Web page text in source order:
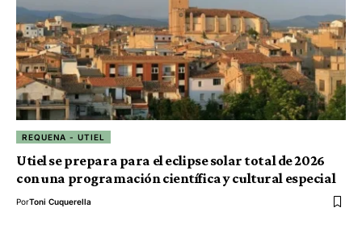
REQUENA - UTIEL
Utiel se prepara para el eclipse solar total de 2026
con una programación científica y cultural especial
PorToni Cuquerella